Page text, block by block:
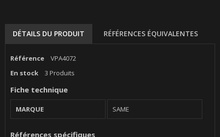
DÉTAILS DU PRODUIT RÉFÉRENCES ÉQUIVALENTES
Référence
VPA4072
En stock
3 Produits
Fiche technique
MARQUE SAME
Références spécifiques